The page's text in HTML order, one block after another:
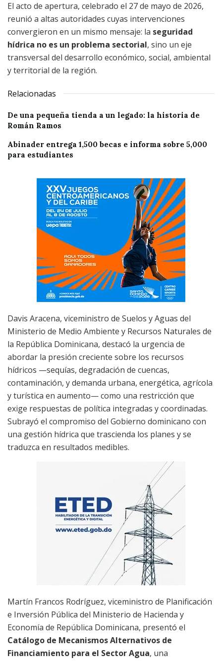
El acto de apertura, celebrado el 27 de mayo de 2026,
reunió a altas autoridades cuyas intervenciones
convergieron en un mismo mensaje: la seguridad
hídrica no es un problema sectorial, sino un eje
transversal del desarrollo económico, social, ambiental
y territorial de la región.
Relacionadas
De una pequeña tienda a un legado: la historia de
Román Ramos
Abinader entrega 1,500 becas e informa sobre 5,000
para estudiantes
Davis Aracena, viceministro de Suelos y Aguas del
Ministerio de Medio Ambiente y Recursos Naturales de
la República Dominicana, destacó la urgencia de
abordar la presión creciente sobre los recursos
hídricos —sequías, degradación de cuencas,
contaminación, y demanda urbana, energética, agrícola
y turística en aumento— como una restricción que
exige respuestas de política integradas y coordinadas.
Subrayó el compromiso del Gobierno dominicano con
una gestión hídrica que trascienda los planes y se
traduzca en resultados medibles.
Martín Francos Rodríguez, viceministro de Planificación
e Inversión Pública del Ministerio de Hacienda y
Economía de República Dominicana, presentó el
Catálogo de Mecanismos Alternativos de
Financiamiento para el Sector Agua, una